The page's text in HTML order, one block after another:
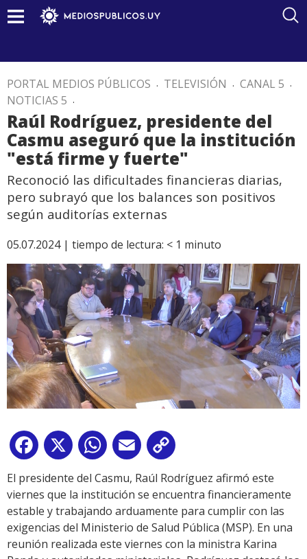
PORTAL MEDIOS PÚBLICOS . TELEVISIÓN . CANAL 5 .
NOTICIAS 5 .
Raúl Rodríguez, presidente del
Casmu aseguró que la institución
"está firme y fuerte"
Reconoció las dificultades financieras diarias,
pero subrayó que los balances son positivos
según auditorías externas
05.07.2024 | tiempo de lectura: < 1 minuto
Facebook
X WhatsApp
Email
Link
El presidente del Casmu, Raúl Rodríguez afirmó este
viernes que la institución se encuentra financieramente
estable y trabajando arduamente para cumplir con las
exigencias del Ministerio de Salud Pública (MSP). En una
reunión realizada este viernes con la ministra Karina